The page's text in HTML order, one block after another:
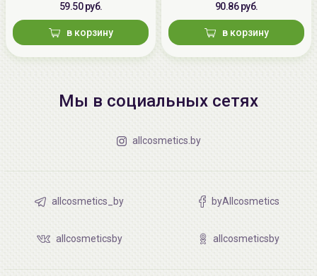
59.50 руб.
в корзину
90.86 руб.
в корзину
Мы в социальных сетях
allcosmetics.by
allcosmetics_by byAllcosmetics
allcosmeticsby allcosmeticsby